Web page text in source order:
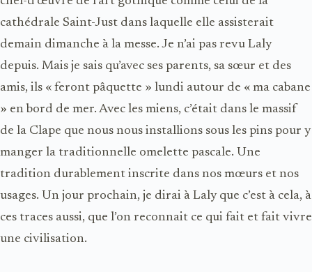
cathédrale Saint-Just dans laquelle elle assisterait
demain dimanche à la messe. Je n’ai pas revu Laly
depuis. Mais je sais qu’avec ses parents, sa sœur et des
amis, ils « feront pâquette » lundi autour de « ma cabane
» en bord de mer. Avec les miens, c’était dans le massif
de la Clape que nous nous installions sous les pins pour y
manger la traditionnelle omelette pascale. Une
tradition durablement inscrite dans nos mœurs et nos
usages. Un jour prochain, je dirai à Laly que c’est à cela, à
ces traces aussi, que l’on reconnait ce qui fait et fait vivre
une civilisation.